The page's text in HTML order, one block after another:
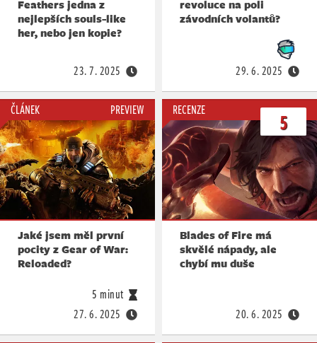
Feathers jedna z
nejlepších souls-like
her, nebo jen kopie?
23. 7. 2025
revoluce na poli
závodních volantů?
29. 6. 2025
ČLÁNEK PREVIEW
Jaké jsem měl první
pocity z Gear of War:
Reloaded?
5 minut
27. 6. 2025
RECENZE 5
Blades of Fire má
skvělé nápady, ale
chybí mu duše
20. 6. 2025